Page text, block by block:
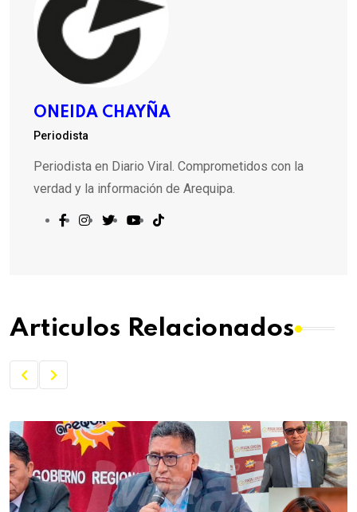
ONEIDA CHAYÑA
Periodista
Periodista en Diario Viral. Comprometidos con la
verdad y la información de Arequipa.
Articulos Relacionados